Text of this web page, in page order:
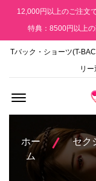
12,000円以上のご注文
特典：8500円以上
Tバック・ショーツ(T-
リ
ホー
ム
セク